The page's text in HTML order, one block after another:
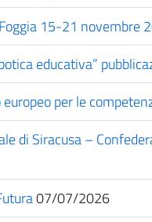
15-21 novembre
educativa”
per le
di Siracusa –
07/07/2026